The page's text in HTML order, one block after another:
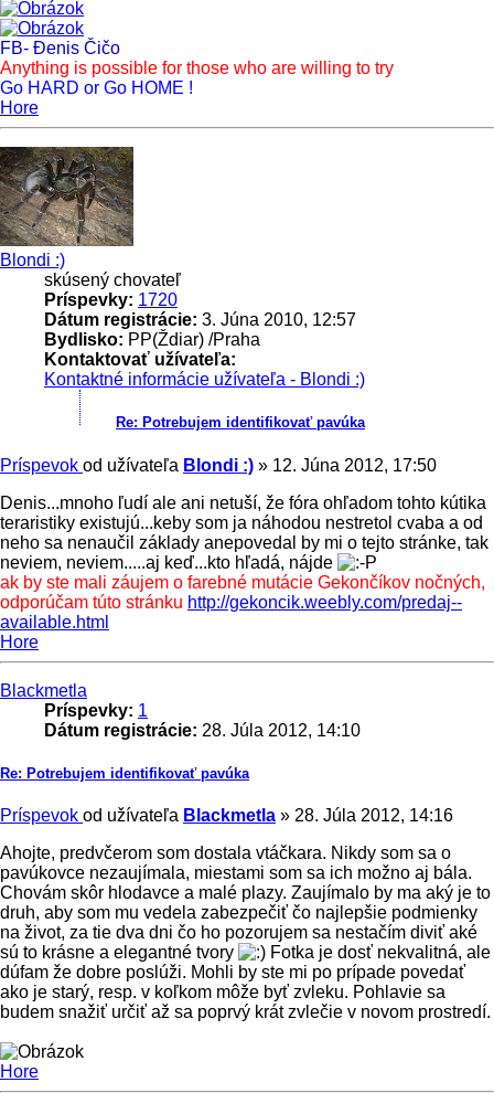
FB- Đenis Čičo
Anything is possible for those who are willing to try
Go HARD or Go HOME !
Hore
Blondi :)
skúsený chovateľ
Príspevky: 1720
Dátum registrácie: 3. Júna 2010, 12:57
Bydlisko: PP(Ždiar) /Praha
Kontaktovať užívateľa:
Kontaktné informácie užívateľa - Blondi :)
Re: Potrebujem identifikovať pavúka
Príspevok od užívateľa Blondi :) » 12. Júna 2012, 17:50
Denis...mnoho ľudí ale ani netuší, že fóra ohľadom tohto kútika
teraristiky existujú...keby som ja náhodou nestretol cvaba a od
neho sa nenaučil základy anepovedal by mi o tejto stránke, tak
neviem, neviem.....aj keď...kto hľadá, nájde
ak by ste mali záujem o farebné mutácie Gekončíkov nočných,
odporúčam túto stránku http://gekoncik.weebly.com/predaj--
available.html
Hore
Blackmetla
Príspevky: 1
Dátum registrácie: 28. Júla 2012, 14:10
Re: Potrebujem identifikovať pavúka
Príspevok od užívateľa Blackmetla » 28. Júla 2012, 14:16
Ahojte, predvčerom som dostala vtáčkara. Nikdy som sa o
pavúkovce nezaujímala, miestami som sa ich možno aj bála.
Chovám skôr hlodavce a malé plazy. Zaujímalo by ma aký je to
druh, aby som mu vedela zabezpečiť čo najlepšie podmienky
na život, za tie dva dni čo ho pozorujem sa nestačím diviť aké
sú to krásne a elegantné tvory
Fotka je dosť nekvalitná, ale
dúfam že dobre poslúži. Mohli by ste mi po prípade povedať
ako je starý, resp. v koľkom môže byť zvleku. Pohlavie sa
budem snažiť určiť až sa poprvý krát zvlečie v novom prostredí.
Hore